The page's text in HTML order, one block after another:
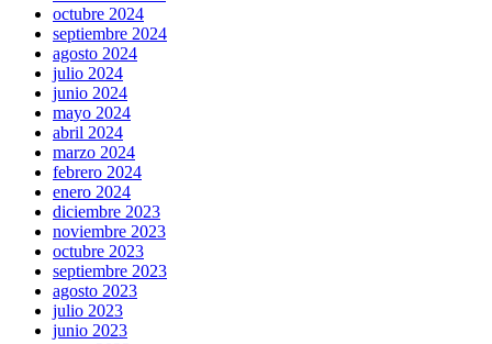
octubre 2024
septiembre 2024
agosto 2024
julio 2024
junio 2024
mayo 2024
abril 2024
marzo 2024
febrero 2024
enero 2024
diciembre 2023
noviembre 2023
octubre 2023
septiembre 2023
agosto 2023
julio 2023
junio 2023